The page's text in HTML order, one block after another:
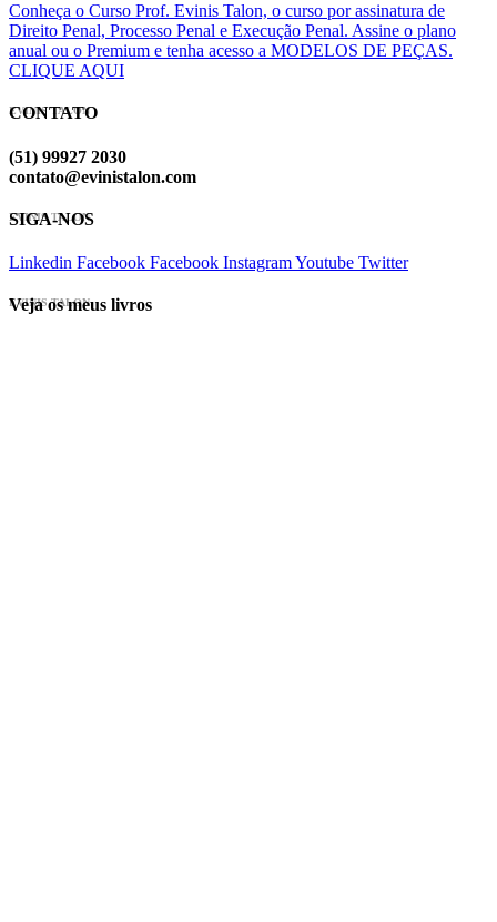
Conheça o Curso Prof. Evinis Talon, o curso por assinatura de
Direito Penal, Processo Penal e Execução Penal. Assine o plano
anual ou o Premium e tenha acesso a MODELOS DE PEÇAS.
CLIQUE AQUI
EVINIS TALON
CONTATO
(51) 99927 2030
contato@evinistalon.com
EVINIS TALON
SIGA-NOS
Linkedin Facebook Facebook InstagramYoutube Twitter
EVINIS TALON
Veja os meus livros